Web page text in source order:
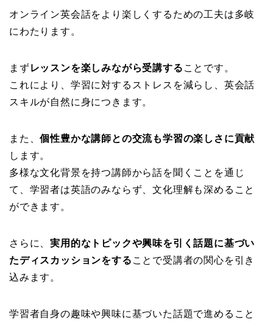
オンライン英会話をより楽しくするための工夫は多岐
にわたります。
まずレッスンを楽しみながら受講する ことです。
これにより、学習に対するストレスを減らし、英会話
スキルが自然に身につきます。
また、個性豊かな講師との交流も学習の楽しさに貢献
します。
多様な文化背景を持つ講師から話を聞くことを通じ
て、学習者は英語のみならず、文化理解も深めること
ができます。
さらに、実用的なトピックや興味を引く話題に基づい
たディスカッションをする ことで受講者の関心を引き
込みます。
学習者自身の趣味や興味に基づいた話題で進めること